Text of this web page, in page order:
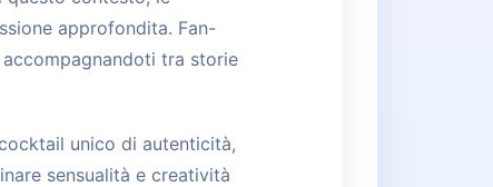
approfondita. Fan-
tra storie
unico di autenticità,
sensualità e creatività